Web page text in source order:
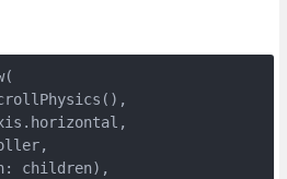
children),